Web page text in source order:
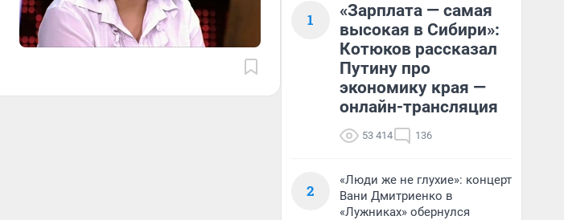
1
«Зарплата — самая
высокая в Сибири»:
Котюков рассказал
Путину про
экономику края —
онлайн-трансляция
53 414 136
2
«Люди же не глухие»: концерт
Вани Дмитриенко в
«Лужниках» обернулся